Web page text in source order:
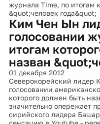
журнала Time, по итогам
&quot;человек года&quot;
Ким Чен Ын
голосовании
итогам
назван
01 декабря 2012
Северокорейский лидер
голосовании
которого должен быть
значительно опережает
сирийского лидера